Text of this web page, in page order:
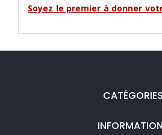
Soyez le premier à donner
CATÉGORIES